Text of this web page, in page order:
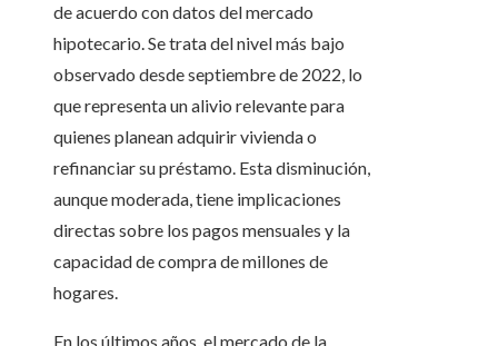
de acuerdo con datos del mercado
hipotecario. Se trata del nivel más bajo
observado desde septiembre de 2022, lo
que representa un alivio relevante para
quienes planean adquirir vivienda o
refinanciar su préstamo. Esta disminución,
aunque moderada, tiene implicaciones
directas sobre los pagos mensuales y la
capacidad de compra de millones de
hogares.
En los últimos años, el mercado de la